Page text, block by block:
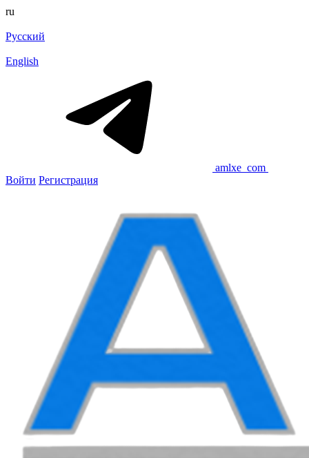
ru
Русский
English
amlxe_com
Войти Регистрация